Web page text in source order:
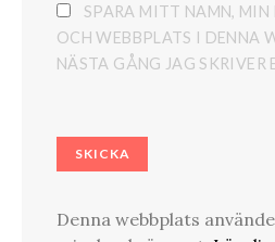
SPARA MITT NAMN, MIN
OCH WEBBPLATS I DENNA
NÄSTA GÅNG JAG SKRIVER
Denna webbplats